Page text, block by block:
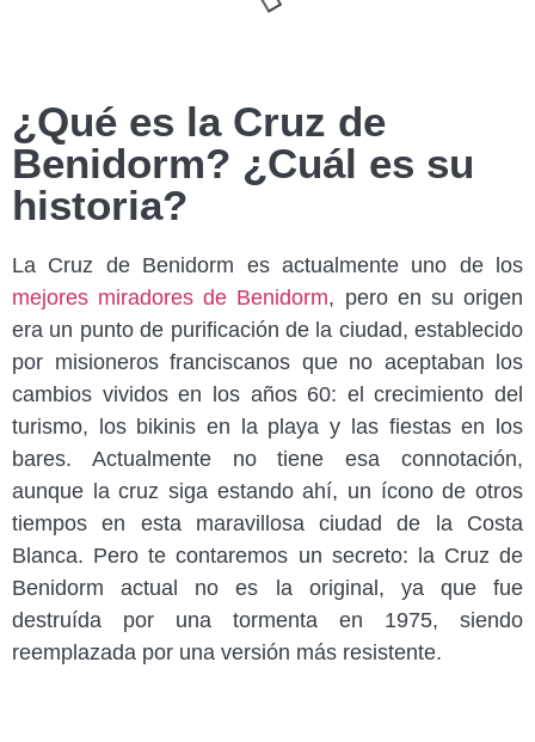
¿Qué es la Cruz de
Benidorm? ¿Cuál es su
historia?
La Cruz de Benidorm es actualmente uno de los
mejores miradores de Benidorm, pero en su origen
era un punto de purificación de la ciudad, establecido
por misioneros franciscanos que no aceptaban los
cambios vividos en los años 60: el crecimiento del
turismo, los bikinis en la playa y las fiestas en los
bares. Actualmente no tiene esa connotación,
aunque la cruz siga estando ahí, un ícono de otros
tiempos en esta maravillosa ciudad de la Costa
Blanca. Pero te contaremos un secreto: la Cruz de
Benidorm actual no es la original, ya que fue
destruída por una tormenta en 1975, siendo
reemplazada por una versión más resistente.